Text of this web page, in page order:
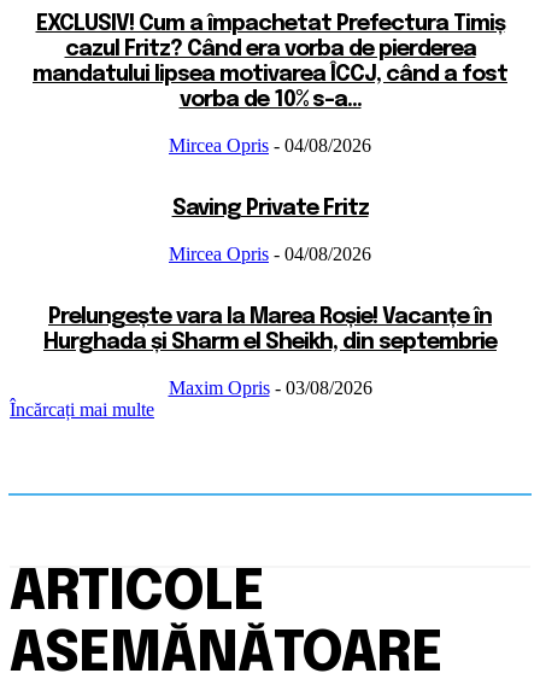
EXCLUSIV! Cum a împachetat Prefectura Timiș
cazul Fritz? Când era vorba de pierderea
mandatului lipsea motivarea ÎCCJ, când a fost
vorba de 10% s-a...
Mircea Opris - 04/08/2026
Saving Private Fritz
Mircea Opris - 04/08/2026
Prelungește vara la Marea Roșie! Vacanțe în
Hurghada și Sharm el Sheikh, din septembrie
Maxim Opris - 03/08/2026
Încărcați mai multe
ARTICOLE
ASEMĂNĂTOARE